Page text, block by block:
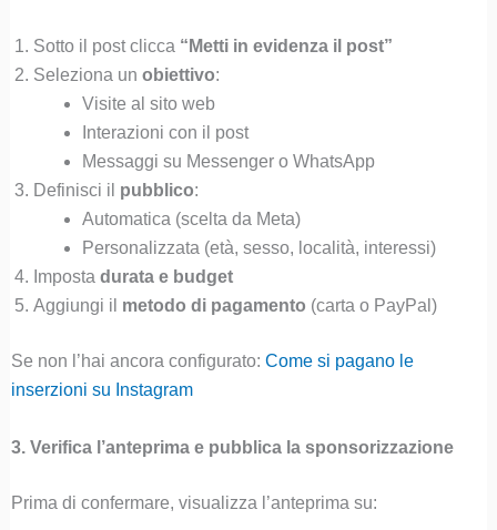
Sotto il post clicca “Metti in evidenza il post”
Seleziona un obiettivo:
Visite al sito web
Interazioni con il post
Messaggi su Messenger o WhatsApp
Definisci il pubblico:
Automatica (scelta da Meta)
Personalizzata (età, sesso, località, interessi)
Imposta durata e budget
Aggiungi il metodo di pagamento (carta o PayPal)
Se non l’hai ancora configurato: Come si pagano le
inserzioni su Instagram
3. Verifica l’anteprima e pubblica la sponsorizzazione
Prima di confermare, visualizza l’anteprima su: